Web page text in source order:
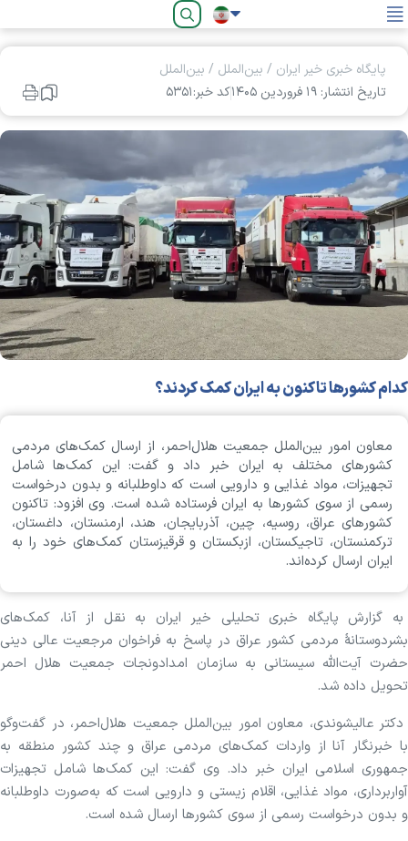
فارسی
پایگاه خبری خیر ایران / بین‌الملل / بین‌الملل
تاریخ انتشار: ۱۹ فروردين ۱۴۰۵
کد خبر:۵۳۵۱
کدام کشورها تاکنون به ایران کمک کردند؟
معاون امور بین‌الملل جمعیت هلال‌احمر، از ارسال کمک‌های مردمی
کشورهای مختلف به ایران خبر داد و گفت: این کمک‌ها شامل
تجهیزات، مواد غذایی و دارویی است که داوطلبانه و بدون درخواست
رسمی از سوی کشور‌ها به ایران فرستاده شده است. وی افزود: تاکنون
کشور‌های عراق، روسیه، چین، آذربایجان، هند، ارمنستان، داغستان،
ترکمنستان، تاجیکستان، ازبکستان و قرقیزستان کمک‌های خود را به
ایران ارسال کرده‌اند.
به گزارش پایگاه خبری تحلیلی خیر ایران به نقل از آنا، کمک‌های
بشردوستانهٔ مردمی کشور عراق در پاسخ به فراخوان مرجعیت عالی دینی
حضرت آیت‌الله سیستانی به سازمان امدادونجات جمعیت هلال احمر
تحویل داده شد.
دکتر عالیشوندی، معاون امور بین‌الملل جمعیت هلال‌احمر، در گفت‌و‌گو
با خبرنگار آنا از واردات کمک‌های مردمی عراق و چند کشور منطقه به
جمهوری اسلامی ایران خبر داد. وی گفت: این کمک‌ها شامل تجهیزات
آواربرداری، مواد غذایی، اقلام زیستی و دارویی است که به‌صورت داوطلبانه
و بدون درخواست رسمی از سوی کشور‌ها ارسال شده است.